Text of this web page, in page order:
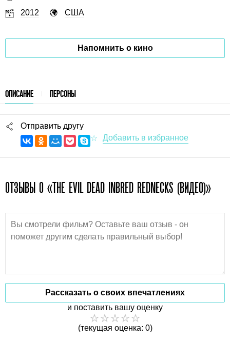
2012
США
Напомнить о кино
ОПИСАНИЕ ПЕРСОНЫ
Отправить другу
ОТЗЫВЫ О «THE EVIL DEAD INBRED REDNECKS (ВИДЕО)»
Рассказать о своих впечатлениях
и поставить вашу оценку
(текущая оценка: 0)